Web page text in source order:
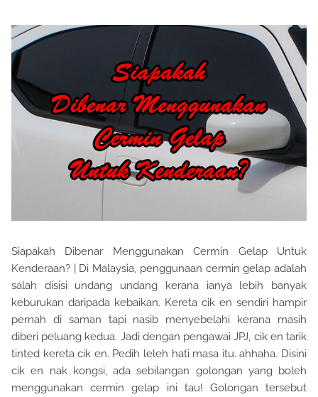
Siapakah Dibenar Menggunakan Cermin Gelap Untuk
Kenderaan? | Di Malaysia, penggunaan cermin gelap adalah
salah disisi undang undang kerana ianya lebih banyak
keburukan daripada kebaikan. Kereta cik en sendiri hampir
pernah di saman tapi nasib menyebelahi kerana masih
diberi peluang kedua. Jadi dengan pengawai JPJ, cik en tarik
tinted kereta cik en. Pedih leleh hati masa itu. ahhaha. Disini
cik en nak kongsi, ada sebilangan golongan yang boleh
menggunakan cermin gelap ini tau! Golongan tersebut